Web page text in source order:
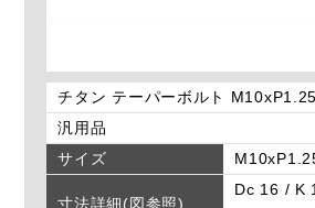
チタン テーパーボルト
汎用品
サイズ
寸法詳細(図参照)
Dc 16 / K